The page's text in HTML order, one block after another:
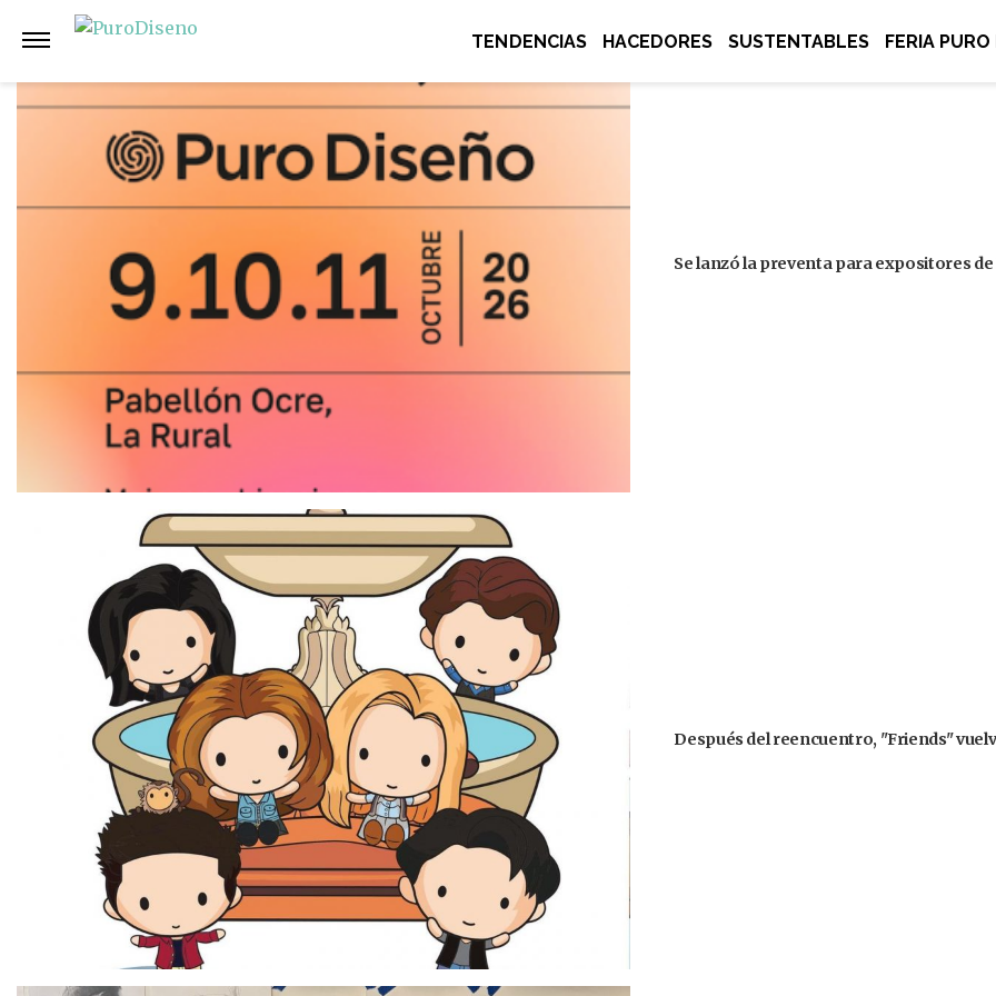
TENDENCIAS HACEDORES SUSTENTABLES FERIA
Anterior
Se lanzó la preventa para expositores
Después del reencuentro, "Friends"
Siguiente